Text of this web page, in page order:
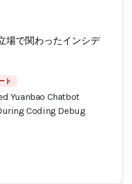
場で関わったインシデ
ト
Yuanbao Chatbot
Coding Debug